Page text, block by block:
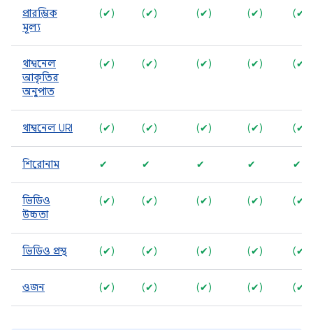
প্রারম্ভিক
মূল্য
(✔) (✔) (✔) (✔) (✔)
থাম্বনেল
আকৃতির
অনুপাত
(✔) (✔) (✔) (✔) (✔)
থাম্বনেল URI (✔) (✔) (✔) (✔) (✔)
শিরোনাম ✔ ✔ ✔ ✔ ✔
ভিডিও
উচ্চতা
(✔) (✔) (✔) (✔) (✔)
ভিডিও প্রস্থ (✔) (✔) (✔) (✔) (✔)
ওজন (✔) (✔) (✔) (✔) (✔)